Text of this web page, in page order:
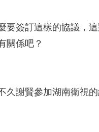
要簽訂這樣的協議，
關係吧？
久謝賢參加湖南衛視